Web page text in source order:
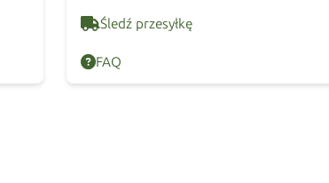
Śledź przesyłkę
FAQ